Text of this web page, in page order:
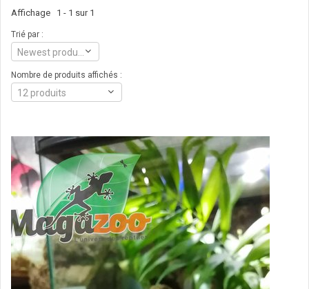
Affichage 1 - 1 sur 1
Trié par :
Nombre de produits affichés :
12 produits